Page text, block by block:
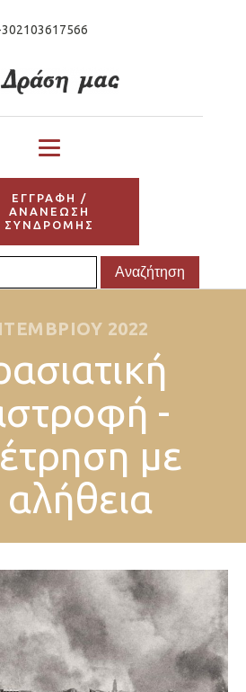
ΕΓΓΡΑΦΗ /
ΑΝΑΝΕΩΣΗ
ΣΥΝΔΡΟΜΗΣ
2022
-
με
αλήθεια